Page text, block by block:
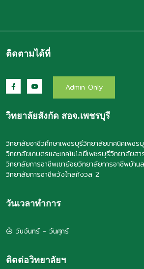
ติดตามได้ที่
Admin Only
วิทยาลัยสังกัด สอจ.เพชรบุรี
วิทยาลัยอาชีวศึกษาเพชรบุรีวิทยาลัยเทคนิคเพชร
วิทยาลัยเกษตรและเทคโนโลยีเพชรบุรีวิทยาลัยสา
วิทยาลัยการอาชีพเขาย้อยวิทยาลัยการอาชีพบ้าน
วิทยาลัยการอาชีพวังไกลกังวล 2
วันเวลาทำการ
วันจันทร์ - วันศุกร์
ติดต่อวิทยาลัยฯ